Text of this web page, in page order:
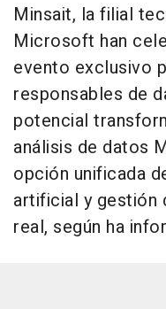
Minsait, la filial
Microsoft han
evento exclusivo
responsables de
potencial
análisis de datos
opción unificada
artificial y gestión
real, según ha